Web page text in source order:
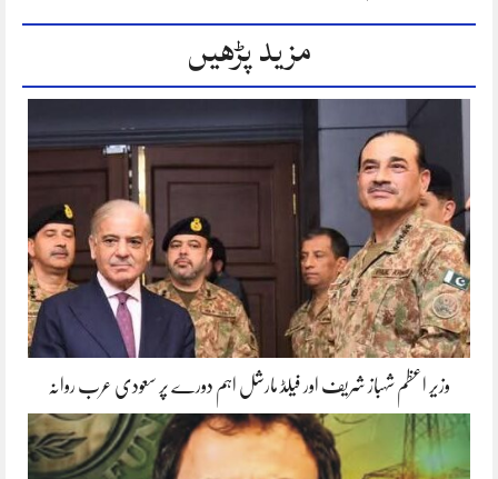
مزید پڑھیں
وزیر اعظم شہباز شریف اور فیلڈ مارشل اہم دورے پر سعودی عرب روانہ